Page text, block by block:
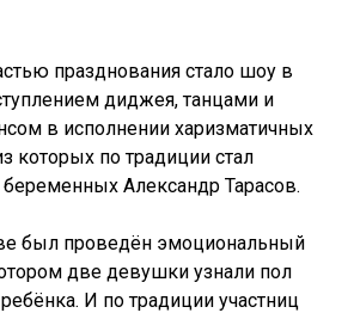
празднования стало шоу в
диджея, танцами и
в исполнении харизматичных
которых по традиции стал
Александр Тарасов.
был проведён эмоциональный
две девушки узнали пол
И по традиции участниц